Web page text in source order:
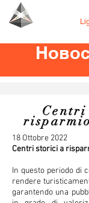
18 Ottobre 2022
Centri storici a
In questo periodo di
rendere
garantendo una